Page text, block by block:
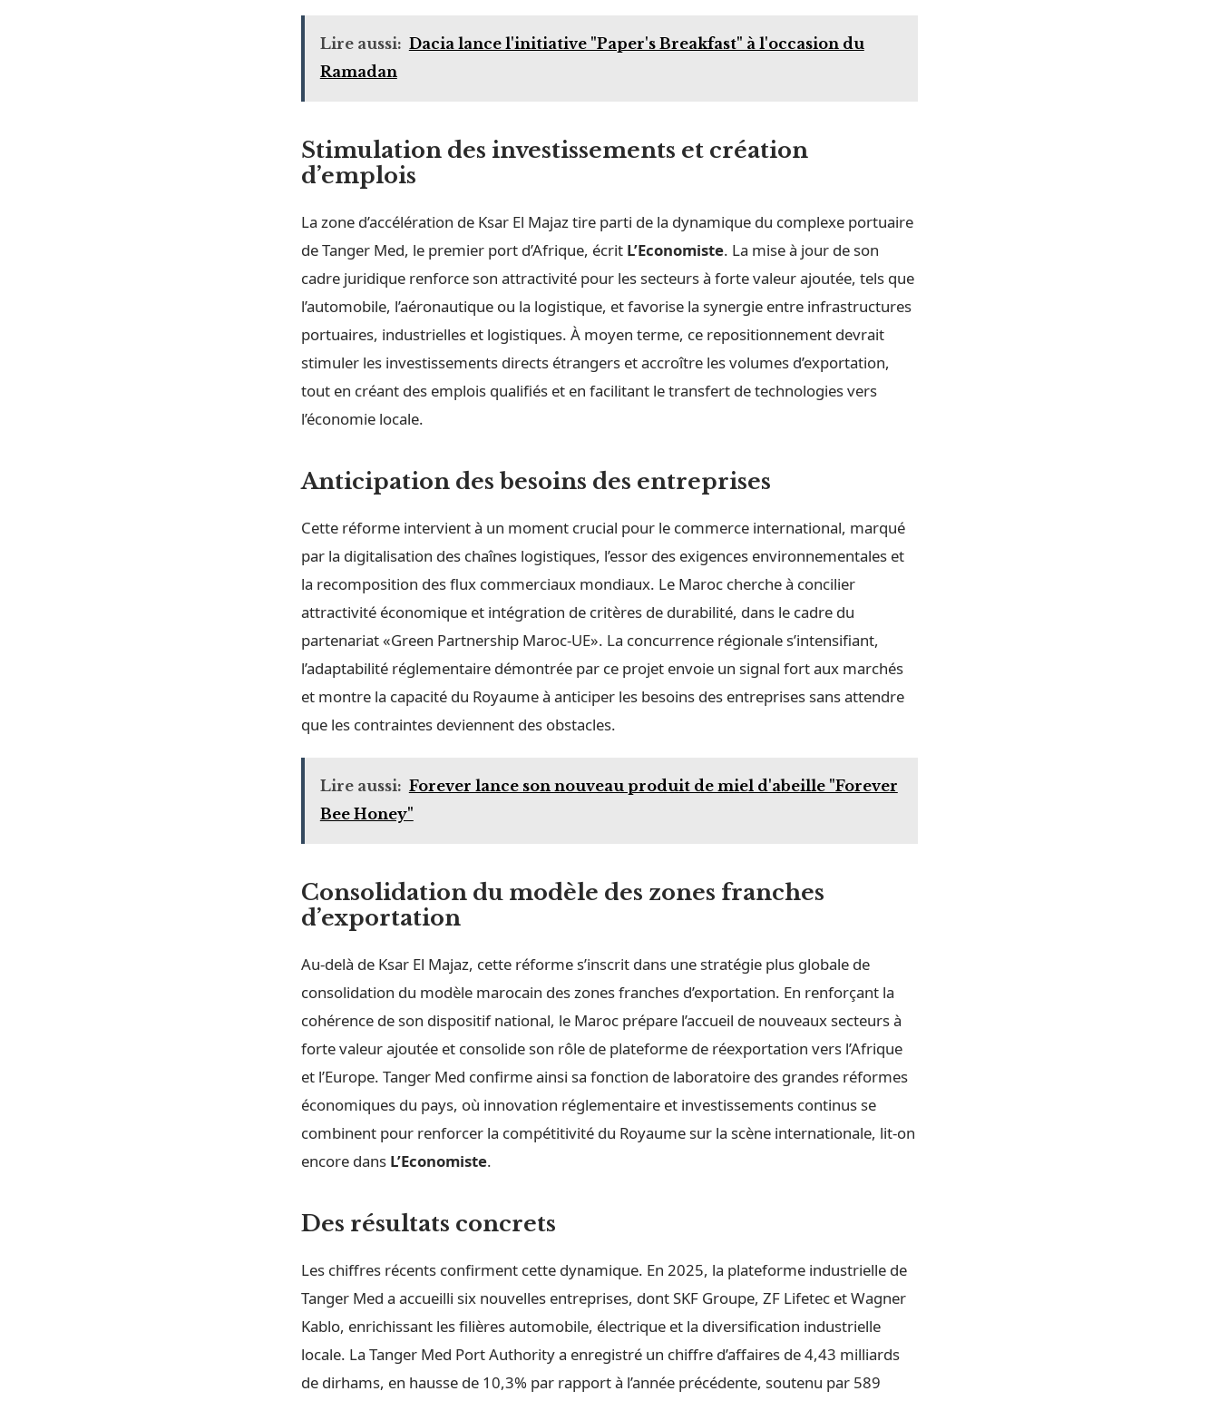
Lire aussi: Dacia lance l'initiative "Paper's Breakfast" à l'occasion du
Ramadan
Stimulation des investissements et création
d’emplois
La zone d’accélération de Ksar El Majaz tire parti de la dynamique du complexe portuaire
de Tanger Med, le premier port d’Afrique, écrit L’Economiste. La mise à jour de son
cadre juridique renforce son attractivité pour les secteurs à forte valeur ajoutée, tels que
l’automobile, l’aéronautique ou la logistique, et favorise la synergie entre infrastructures
portuaires, industrielles et logistiques. À moyen terme, ce repositionnement devrait
stimuler les investissements directs étrangers et accroître les volumes d’exportation,
tout en créant des emplois qualifiés et en facilitant le transfert de technologies vers
l’économie locale.
Anticipation des besoins des entreprises
Cette réforme intervient à un moment crucial pour le commerce international, marqué
par la digitalisation des chaînes logistiques, l’essor des exigences environnementales et
la recomposition des flux commerciaux mondiaux. Le Maroc cherche à concilier
attractivité économique et intégration de critères de durabilité, dans le cadre du
partenariat «Green Partnership Maroc-UE». La concurrence régionale s’intensifiant,
l’adaptabilité réglementaire démontrée par ce projet envoie un signal fort aux marchés
et montre la capacité du Royaume à anticiper les besoins des entreprises sans attendre
que les contraintes deviennent des obstacles.
Lire aussi: Forever lance son nouveau produit de miel d'abeille "Forever
Bee Honey"
Consolidation du modèle des zones franches
d’exportation
Au-delà de Ksar El Majaz, cette réforme s’inscrit dans une stratégie plus globale de
consolidation du modèle marocain des zones franches d’exportation. En renforçant la
cohérence de son dispositif national, le Maroc prépare l’accueil de nouveaux secteurs à
forte valeur ajoutée et consolide son rôle de plateforme de réexportation vers l’Afrique
et l’Europe. Tanger Med confirme ainsi sa fonction de laboratoire des grandes réformes
économiques du pays, où innovation réglementaire et investissements continus se
combinent pour renforcer la compétitivité du Royaume sur la scène internationale, lit-on
encore dans L’Economiste.
Des résultats concrets
Les chiffres récents confirment cette dynamique. En 2025, la plateforme industrielle de
Tanger Med a accueilli six nouvelles entreprises, dont SKF Groupe, ZF Lifetec et Wagner
Kablo, enrichissant les filières automobile, électrique et la diversification industrielle
locale. La Tanger Med Port Authority a enregistré un chiffre d’affaires de 4,43 milliards
de dirhams, en hausse de 10,3% par rapport à l’année précédente, soutenu par 589